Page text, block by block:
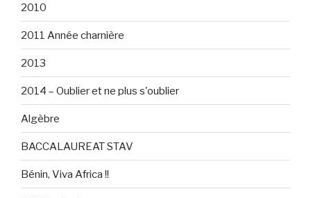
2010
2011 Année charnière
2013
2014 – Oublier et ne plus s'oublier
Algèbre
BACCALAUREAT STAV
Bénin, Viva Africa !!